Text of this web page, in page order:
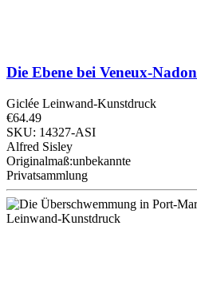
Die Ebene bei Veneux-Nadon
Giclée Leinwand-Kunstdruck
€64.49
SKU: 14327-ASI
Alfred Sisley
Originalmaß:unbekannte
Privatsammlung